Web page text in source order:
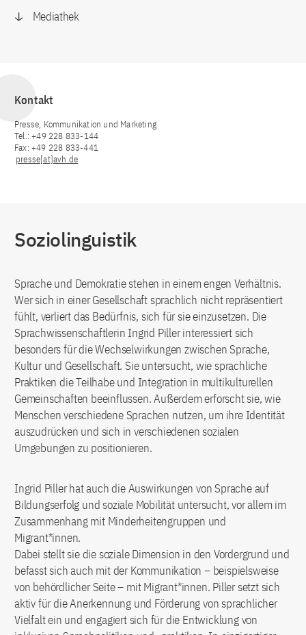
Mediathek
Kontakt
Presse, Kommunikation und Marketing
Tel.: +49 228 833-144
Fax: +49 228 833-441
presse[at]avh.de
Soziolinguistik
Sprache und Demokratie stehen in einem engen Verhältnis.
Wer sich in einer Gesellschaft sprachlich nicht repräsentiert
fühlt, verliert das Bedürfnis, sich für sie einzusetzen. Die
Sprachwissenschaftlerin Ingrid Piller interessiert sich
besonders für die Wechselwirkungen zwischen Sprache,
Kultur und Gesellschaft. Sie untersucht, wie sprachliche
Praktiken die Teilhabe und Integration in multikulturellen
Gemeinschaften beeinflussen. Außerdem erforscht sie, wie
Menschen verschiedene Sprachen nutzen, um ihre Identität
auszudrücken und sich in verschiedenen sozialen
Umgebungen zu positionieren.
Ingrid Piller hat auch die Auswirkungen von Sprache auf
Bildungserfolg und soziale Mobilität untersucht, vor allem im
Zusammenhang mit Minderheitengruppen und
Migrant*innen.
Dabei stellt sie die soziale Dimension in den Vordergrund und
befasst sich auch mit der Kommunikation – beispielsweise
von behördlicher Seite – mit Migrant*innen. Piller setzt sich
aktiv für die Anerkennung und Förderung von sprachlicher
Vielfalt ein und engagiert sich für die Entwicklung von